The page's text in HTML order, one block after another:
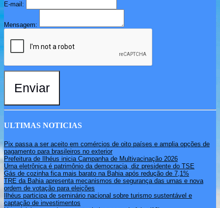
E-mail:
Mensagem:
Enviar
ULTIMAS NOTICIAS
Pix passa a ser aceito em comércios de oito países e amplia opções de
pagamento para brasileiros no exterior
Prefeitura de Ilhéus inicia Campanha de Multivacinação 2026
Urna eletrônica é patrimônio da democracia, diz presidente do TSE
Gás de cozinha fica mais barato na Bahia após redução de 7,1%
TRE da Bahia apresenta mecanismos de segurança das urnas e nova
ordem de votação para eleições
Ilhéus participa de seminário nacional sobre turismo sustentável e
captação de investimentos